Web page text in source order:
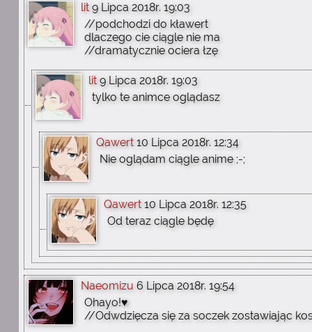
lit 9 Lipca 2018r. 19:03
//podchodzi do kławert
dlaczego cie ciągle nie ma
//dramatycznie ociera łzę
lit 9 Lipca 2018r. 19:03
tylko te animce oglądasz
Qawert 10 Lipca 2018r. 12:34
Nie oglądam ciągle anime ;-;
Qawert 10 Lipca 2018r. 12:35
Od teraz ciągle będę
Naeomizu 6 Lipca 2018r. 19:54
Ohayo!♥
//Odwdzięcza się za soczek zostawiając